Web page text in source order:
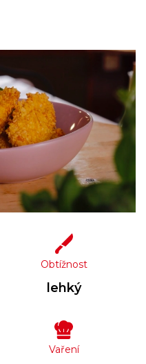
Obtížnost
lehký
Vaření